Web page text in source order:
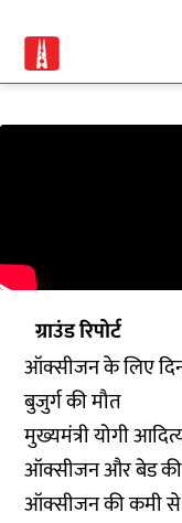
ग्राउंड रिपोर्ट
ऑक्सीजन के लिए
बुजुर्ग की मौत
मुख्यमंत्री योगी
ऑक्सीजन और बेड की
ऑक्सीजन की कमी से